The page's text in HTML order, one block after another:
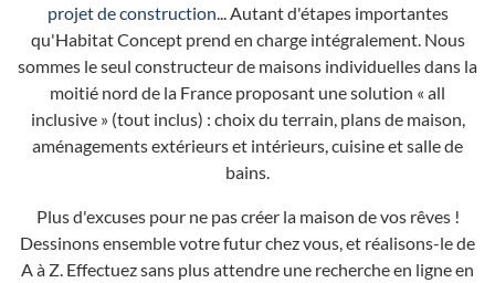
projet de construction... Autant d'étapes importantes
qu'Habitat Concept prend en charge intégralement. Nous
sommes le seul constructeur de maisons individuelles dans la
moitié nord de la France proposant une solution « all
inclusive » (tout inclus) : choix du terrain, plans de maison,
aménagements extérieurs et intérieurs, cuisine et salle de
bains.
Plus d'excuses pour ne pas créer la maison de vos rêves !
Dessinons ensemble votre futur chez vous, et réalisons-le de
A à Z. Effectuez sans plus attendre une recherche en ligne en